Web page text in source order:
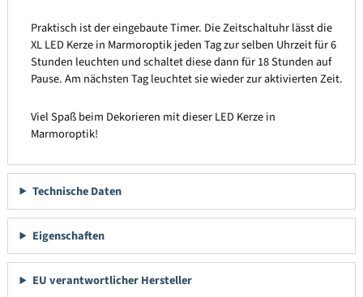
Praktisch ist der eingebaute Timer. Die Zeitschaltuhr lässt die
XL LED Kerze in Marmoroptik jeden Tag zur selben Uhrzeit für 6
Stunden leuchten und schaltet diese dann für 18 Stunden auf
Pause. Am nächsten Tag leuchtet sie wieder zur aktivierten Zeit.
Viel Spaß beim Dekorieren mit dieser LED Kerze in
Marmoroptik!
Technische Daten
Eigenschaften
EU verantwortlicher Hersteller